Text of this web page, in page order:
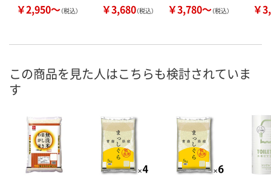
￥2,950～（税込） ￥3,680（税込） ￥3,780～（税込） ￥
この商品を見た人はこちらも検討されていま
す